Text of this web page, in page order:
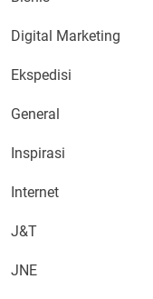
Digital Marketing
Ekspedisi
General
Inspirasi
Internet
J&T
JNE